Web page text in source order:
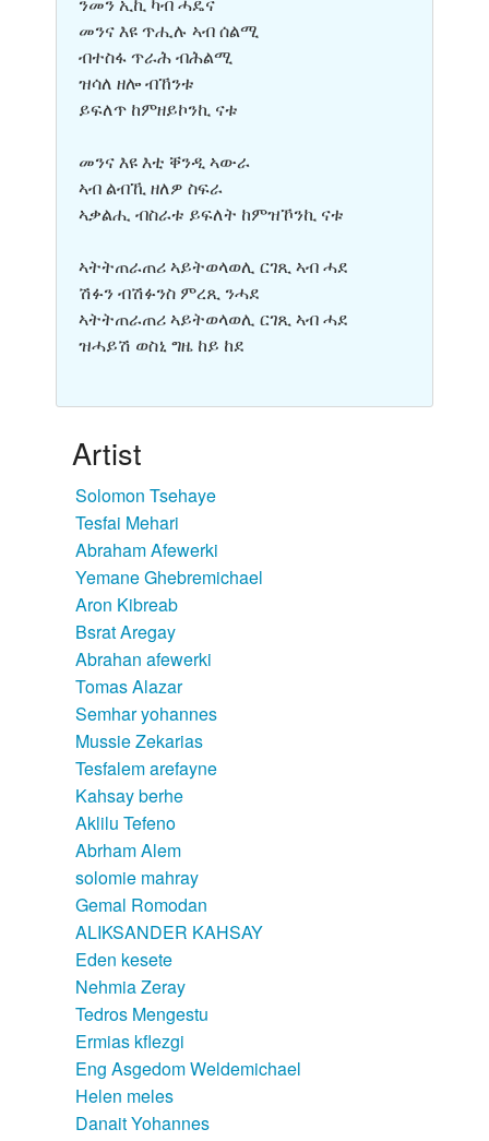
መንና እዩ ጥሒሉ ኣብ ሰልሚ
ብተስፋ ጥራሕ ብሕልሚ
ዝሳለ ዘሎ ብኸንቱ
ይፍለጥ ከምዘይኮንኪ ናቱ
መንና እዩ እቲ ቐንዲ ኣውራ
ኣብ ልብኺ ዘለዎ ስፍራ
ኣቃልሒ ብስራቱ ይፍለት ከምዝኾንኪ ናቱ
ኣትትጠራጠሪ ኣይትወላወሊ ርገጺ ኣብ ሓደ
ሽፉን ብሽፉንስ ምረጺ ንሓደ
ኣትትጠራጠሪ ኣይትወላወሊ ርገጺ ኣብ ሓደ
ዝሓይሽ ወስኒ ግዜ ከይ ከደ
Artist
Solomon Tsehaye
Tesfai Mehari
Abraham Afewerki
Yemane Ghebremichael
Aron Kibreab
Bsrat Aregay
Abrahan afewerki
Tomas Alazar
Semhar yohannes
Mussie Zekarias
Tesfalem arefayne
Kahsay berhe
Aklilu Tefeno
Abrham Alem
solomie mahray
Gemal Romodan
ALIKSANDER KAHSAY
Eden kesete
Nehmia Zeray
Tedros Mengestu
Ermias kflezgi
Eng Asgedom Weldemichael
Helen meles
Danait Yohannes